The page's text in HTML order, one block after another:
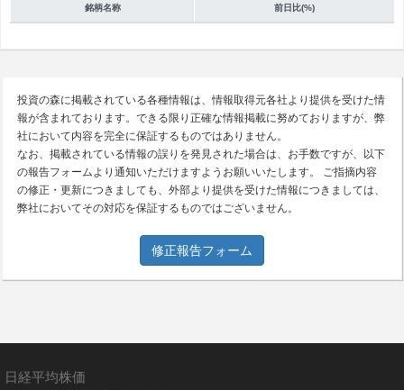
銘柄名称 前日比(%)
投資の森に掲載されている各種情報は、情報取得元各社より提供を受けた情
報が含まれております。できる限り正確な情報掲載に努めておりますが、弊
社において内容を完全に保証するものではありません。
なお、掲載されている情報の誤りを発見された場合は、お手数ですが、以下
の報告フォームより通知いただけますようお願いいたします。 ご指摘内容
の修正・更新につきましても、外部より提供を受けた情報につきましては、
弊社においてその対応を保証するものではございません。
修正報告フォーム
日経平均株価